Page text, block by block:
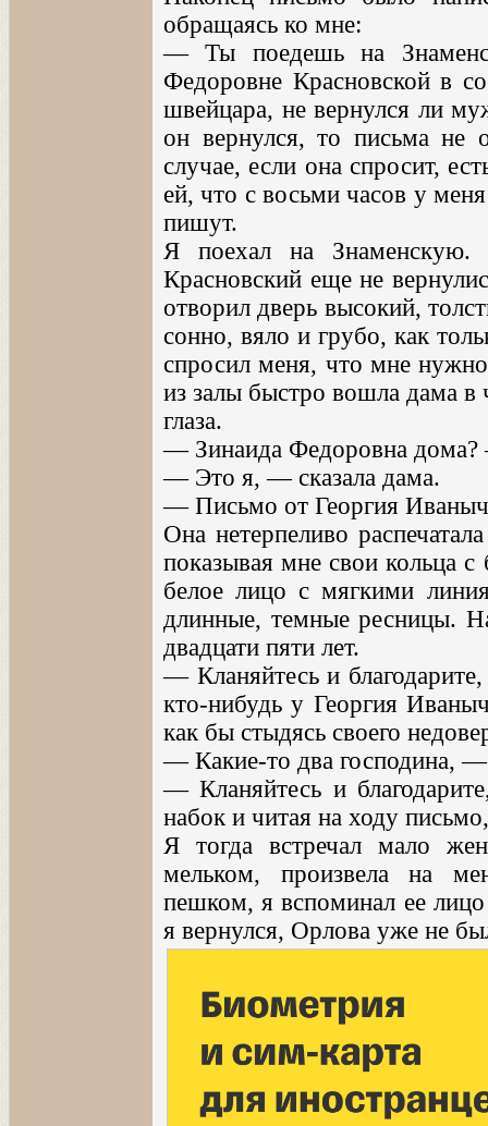
обращаясь ко мне:
— Ты поедешь на
Федоровне Красновской в
швейцара, не вернулся ли
он вернулся, то письма не
случае, если она спросит,
ей, что с восьми часов у
пишут.
Я поехал на Знаменскую.
Красновский еще не
отворил дверь высокий,
сонно, вяло и грубо, как
спросил меня, что мне
из залы быстро вошла дама
глаза.
— Зинаида Федоровна
— Это я, — сказала дама.
— Письмо от Георгия
Она нетерпеливо
показывая мне свои кольца с
белое лицо с мягкими
длинные, темные ресницы.
двадцати пяти лет.
— Кланяйтесь и
кто-нибудь у Георгия
как бы стыдясь своего
— Какие-то два господина,
— Кланяйтесь и
набок и читая на ходу
Я тогда встречал мало
мельком, произвела на
пешком, я вспоминал ее
я вернулся, Орлова уже не